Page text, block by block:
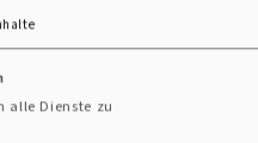
alle Dienste zu